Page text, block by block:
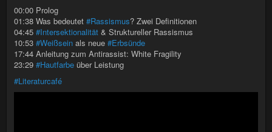
00:00 Prolog
01:38 Was bedeutet #Rassismus? Zwei Definitionen
04:45 #Intersektionalität & Struktureller Rassismus
10:53 #Weißsein als neue #Erbsünde
17:44 Anleitung zum Antirassist: White Fragility
23:29 #Hautfarbe über Leistung
#Literaturcafé